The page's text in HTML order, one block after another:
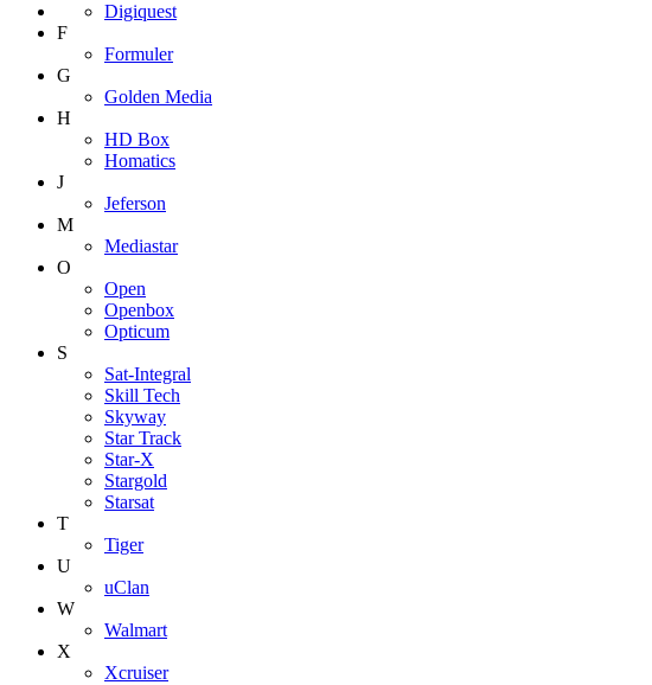
Digiquest
F
Formuler
G
Golden Media
H
HD Box
Homatics
J
Jeferson
M
Mediastar
O
Open
Openbox
Opticum
S
Sat-Integral
Skill Tech
Skyway
Star Track
Star-X
Stargold
Starsat
T
Tiger
U
uClan
W
Walmart
X
Xcruiser